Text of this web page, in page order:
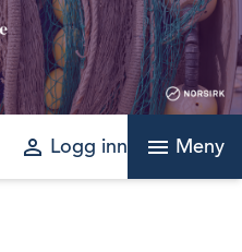
perm_identity Logg inn menu Meny